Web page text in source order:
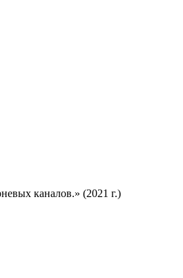
каналов.» (2021 г.)